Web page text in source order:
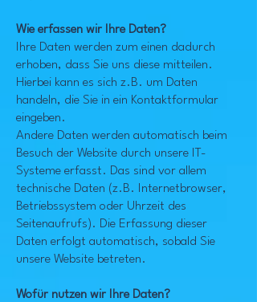
Wie erfassen wir Ihre Daten?
Ihre Daten werden zum einen dadurch
erhoben, dass Sie uns diese mitteilen.
Hierbei kann es sich z.B. um Daten
handeln, die Sie in ein Kontaktformular
eingeben.
Andere Daten werden automatisch beim
Besuch der Website durch unsere IT-
Systeme erfasst. Das sind vor allem
technische Daten (z.B. Internetbrowser,
Betriebssystem oder Uhrzeit des
Seitenaufrufs). Die Erfassung dieser
Daten erfolgt automatisch, sobald Sie
unsere Website betreten.
Wofür nutzen wir Ihre Daten?